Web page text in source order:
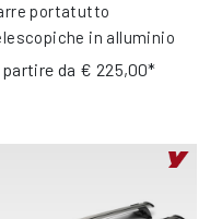
portatutto
in alluminio
partire da € 225,00*